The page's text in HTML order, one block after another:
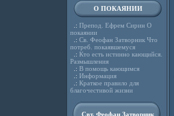
О ПОКАЯНИИ
.: Препод. Ефрем Сирин О
покаянии
.: Св. Феофан Затворник Что
потреб. покаявшемуся
.: Кто есть истинно кающийся.
Размышления
.: В помощь кающимся
.: Информация
.: Краткое правило для
благочестивой жизни
Свт. Феофан Затворник